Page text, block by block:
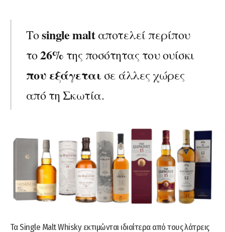
Τοsingle maltαποτελεί περίπου
το26% της ποσότητας του ουίσκι
που εξάγεται σε άλλες χώρες
από τη Σκωτία.
Τα Single Malt Whisky εκτιμώνται ιδιαίτερα από τους λάτρεις